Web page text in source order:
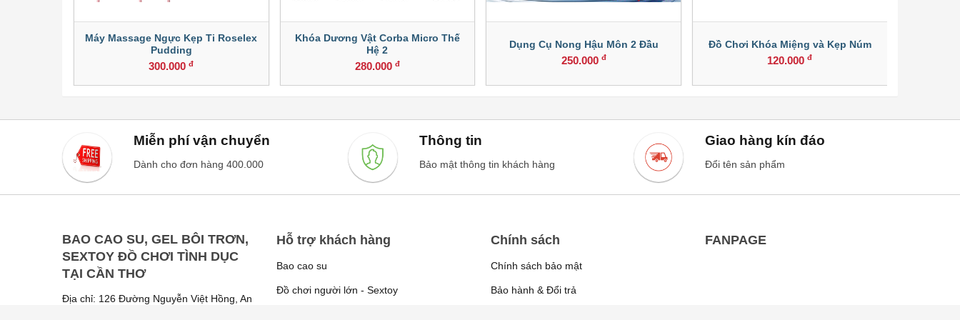
Máy Massage Ngực Kẹp Ti Roselex
Pudding
300.000đ
Khóa Dương Vật Corba Micro Thế
Hệ 2
280.000 đ
Dụng Cụ Nong Hậu Môn 2 Đầu
250.000 đ
Đồ Chơi Khóa Miệng và Kẹp Núm
120.000đ
Miễn phí vận chuyển
Dành cho đơn hàng 400.000
Thông tin
Bảo mật thông tin khách hàng
Giao hàng kín đáo
Đổi tên sản phẩm
BAO CAO SU, GEL BÔI TRƠN,
SEXTOY ĐỒ CHƠI TÌNH DỤC
TẠI CẦN THƠ
Địa chỉ: 126 Đường Nguyễn Việt Hồng, An
Hỗ trợ khách hàng
Bao cao su
Đồ chơi người lớn - Sextoy
Chính sách
Chính sách bảo mật
Bảo hành & Đổi trả
FANPAGE